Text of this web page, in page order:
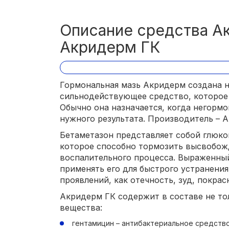
Описание средства
Акридерм ГК
Гормональная мазь Акридерм создана
сильнодействующее средство,
Обычно она назначается, когда
нужного результата. Производитель –
Бетаметазон представляет собой
которое способно тормозить
воспалительного процесса.
применять его для быстрого
проявлений, как отечность, зуд,
Акридерм ГК содержит в составе не
вещества:
гентамицин – антибактериальное